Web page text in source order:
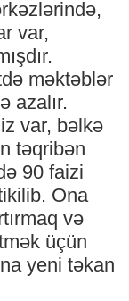
var,
məktəblər
azalır.
var, bəlkə
təqribən
90 faizi
Ona
və
üçün
yeni təkan